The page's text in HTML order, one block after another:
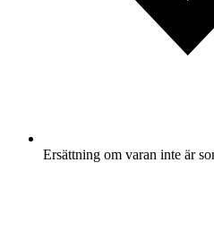
Ersättning om varan inte är